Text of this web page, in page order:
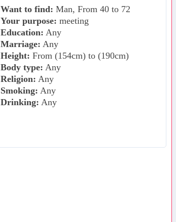
Want to find: Man, From 40 to 72
Your purpose: meeting
Education: Any
Marriage: Any
Height: From (154cm) to (190cm)
Body type: Any
Religion: Any
Smoking: Any
Drinking: Any